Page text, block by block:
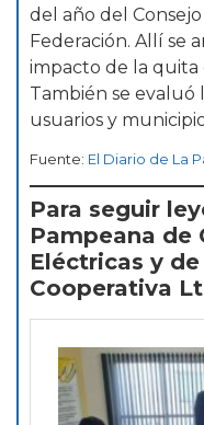
del año del
Federación. Allí se
impacto de la quita
También se evaluó
usuarios y
Fuente: El Diario de La
Para seguir
Pampeana de
Eléctricas y
Cooperativa